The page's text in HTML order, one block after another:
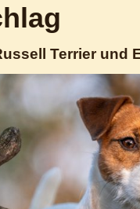
Terrier und